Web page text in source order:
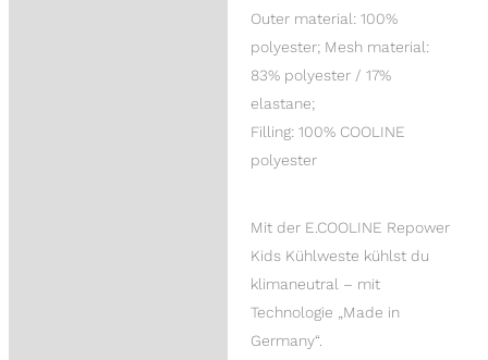
Outer material: 100%
polyester; Mesh material:
83% polyester / 17%
elastane;
Filling: 100% COOLINE
polyester
Mit der E.COOLINE Repower
Kids Kühlweste kühlst du
klimaneutral – mit
Technologie „Made in
Germany“.